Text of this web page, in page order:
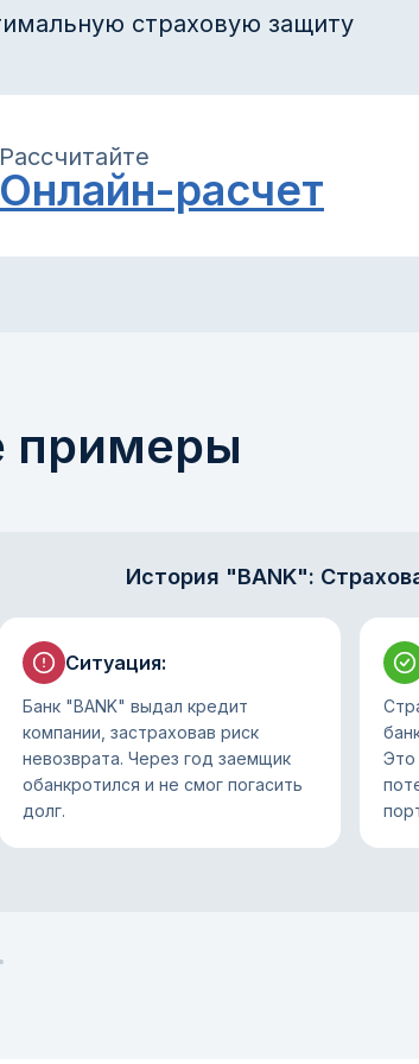
страховую защиту
Рассчитайте
Онлайн-расчет
примеры
История "BANK":
Ситуация:
Банк "BANK" выдал кредит
компании, застраховав риск
невозврата. Через год заемщик
обанкротился и не смог погасить
долг.
Это